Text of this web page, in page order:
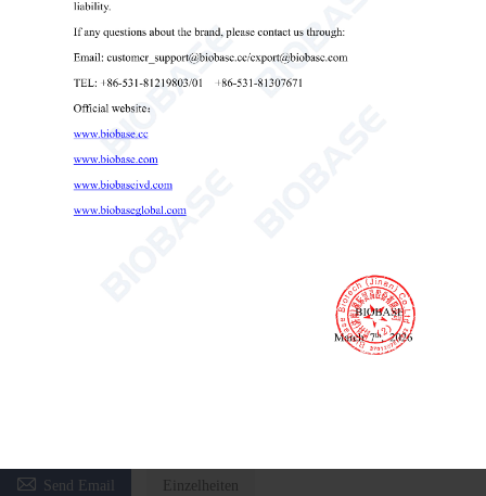
Feststoff- und Flüssigkeitsdichtemessgerät BK-DME300D BK-
 Send Email Einzelheiten